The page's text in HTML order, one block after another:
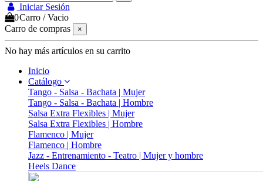
Iniciar Sesión
0Carro /Vacio
Carro de compras
×
No hay más artículos en su carrito
Inicio
Catálogo
Tango - Salsa - Bachata | Mujer
Tango - Salsa - Bachata | Hombre
Salsa Extra Flexibles | Mujer
Salsa Extra Flexibles | Hombre
Flamenco | Mujer
Flamenco | Hombre
Jazz - Entrenamiento - Teatro | Mujer y hombre
Heels Dance